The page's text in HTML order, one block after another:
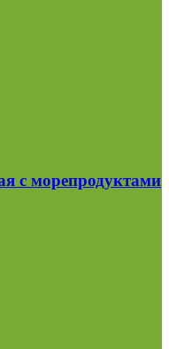
с морепродуктами